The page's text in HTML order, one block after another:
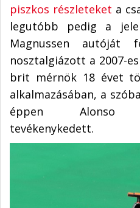
piszkos részleteket a
legutóbb pedig a
Magnussen autóját
nosztalgiázott a 2007-
brit mérnök 18 évet
alkalmazásában, a
éppen Alonso
tevékenykedett.